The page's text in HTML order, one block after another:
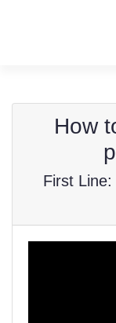
How
First